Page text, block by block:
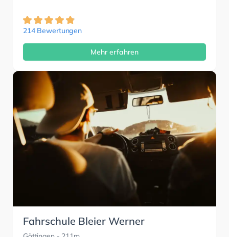
214 Bewertungen
Mehr erfahren
Fahrschule Bleier Werner